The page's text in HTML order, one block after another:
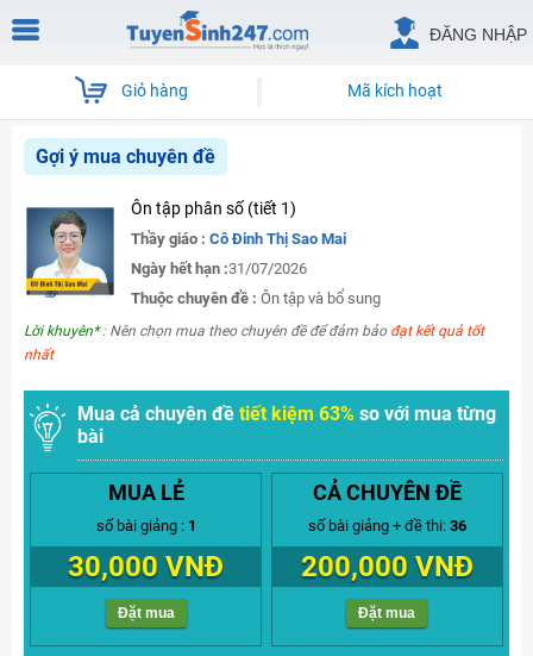
ĐĂNG NHẬP
Giỏ hàng Mã kích hoạt
Gợi ý mua chuyên đề
Ôn tập phân số (tiết 1)
Thầy giáo : Cô Đinh Thị Sao Mai
Ngày hết hạn :31/07/2026
Thuộc chuyên đề : Ôn tập và bổ sung
Lời khuyên*: Nên chọn mua theo chuyên đề để đảm bảo đạt kết quả tốt
nhất
Mua cả chuyên đề tiết kiệm 63% so với mua từng
bài
MUA LẺ
số bài giảng : 1
30,000 VNĐ
Đặt mua
CẢ CHUYÊN ĐỀ
số bài giảng + đề thi: 36
200,000 VNĐ
Đặt mua